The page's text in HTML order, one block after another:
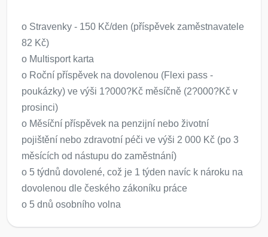
o Stravenky - 150 Kč/den (příspěvek zaměstnavatele
82 Kč)
o Multisport karta
o Roční příspěvek na dovolenou (Flexi pass -
poukázky) ve výši 1?000?Kč měsíčně (2?000?Kč v
prosinci)
o Měsíční příspěvek na penzijní nebo životní
pojištění nebo zdravotní péči ve výši 2 000 Kč (po 3
měsících od nástupu do zaměstnání)
o 5 týdnů dovolené, což je 1 týden navíc k nároku na
dovolenou dle českého zákoníku práce
o 5 dnů osobního volna